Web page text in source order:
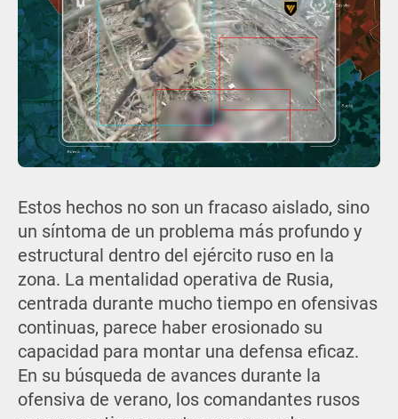
Estos hechos no son un fracaso aislado, sino
un síntoma de un problema más profundo y
estructural dentro del ejército ruso en la
zona. La mentalidad operativa de Rusia,
centrada durante mucho tiempo en ofensivas
continuas, parece haber erosionado su
capacidad para montar una defensa eficaz.
En su búsqueda de avances durante la
ofensiva de verano, los comandantes rusos